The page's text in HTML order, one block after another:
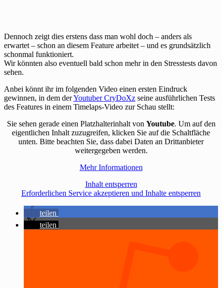
Dennoch zeigt dies erstens dass man wohl doch – anders als
erwartet – schon an diesem Feature arbeitet – und es grundsätzlich
schonmal funktioniert.
Wir könnten also eventuell bald schon mehr in den Stresstests davon
sehen.
Anbei könnt ihr im folgenden Video einen ersten Eindruck
gewinnen, in dem derYoutuber CryDoXz seine ausführlichen Tests
des Features in einem Timelaps-Video zur Schau stellt:
Sie sehen gerade einen Platzhalterinhalt von Youtube. Um auf den
eigentlichen Inhalt zuzugreifen, klicken Sie auf die Schaltfläche
unten. Bitte beachten Sie, dass dabei Daten an Drittanbieter
weitergegeben werden.
Mehr Informationen
Inhalt entsperren
Erforderlichen Service akzeptieren und Inhalte entsperren
teilen
teilen